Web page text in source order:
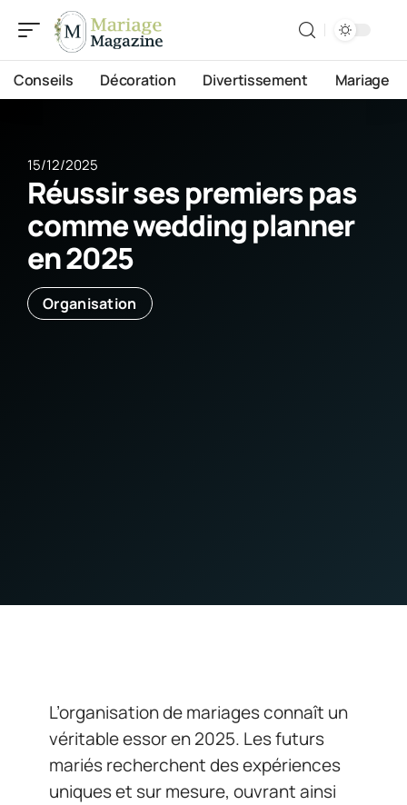
Conseils Décoration Divertissement Mariage
15/12/2025
Réussir ses premiers pas
comme wedding planner
en 2025
Organisation
L’organisation de mariages connaît un
véritable essor en 2025. Les futurs
mariés recherchent des expériences
uniques et sur mesure, ouvrant ainsi